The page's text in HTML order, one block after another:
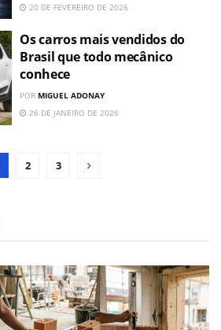
20 DE FEVEREIRO DE 2026
Os carros mais vendidos do
Brasil que todo mecânico
conhece
POR MIGUEL ADONAY
26 DE JANEIRO DE 2026
2 3